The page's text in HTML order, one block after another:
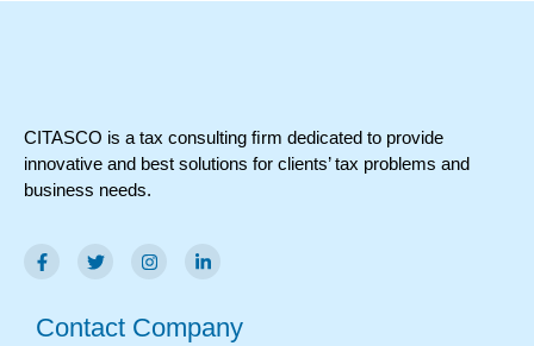
CITASCO is a tax consulting ﬁrm dedicated to provide
innovative and best solutions for clients’ tax problems and
business needs.
Contact Company